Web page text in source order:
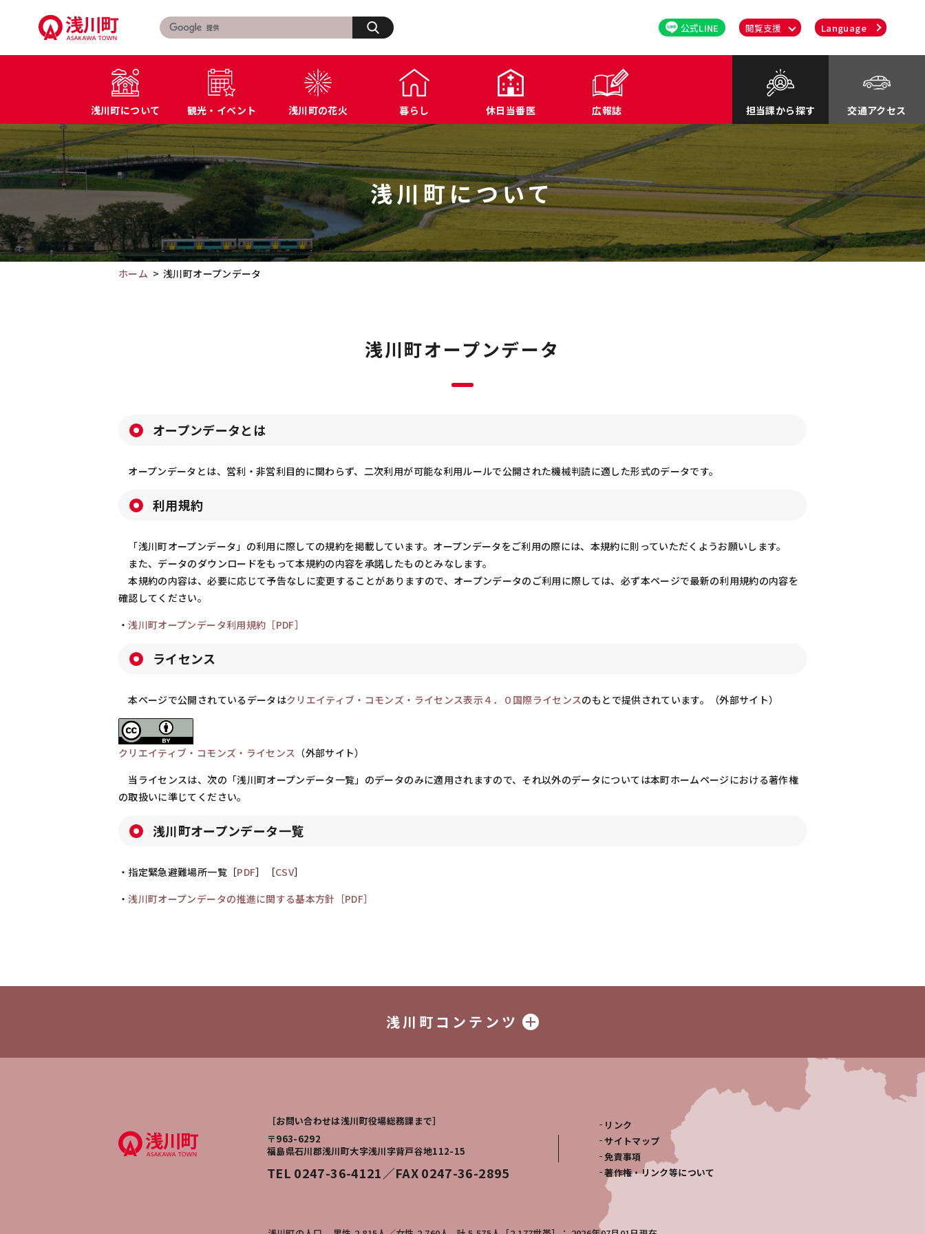
文
移
動
公式LINE 閲覧支援 Language
浅川町について
町長あいさつ
浅川町の概要
特産品・名産品
交通アクセス
浅川町の歩み
広報あさかわ
各課へのお問い合わせ
公共機関へのお問い合わせ
各種公表データ
届出様式ダウンロード
例規集
ふるさと応援寄付金
浅川町紹介Movie
観光・イベント 浅川町の花火
暮らし
届出・証明書
マイナンバー
教育
防災
生活・その他
住宅・建築・道路・土木
上下水道・都市計画
環境・衛生
年金・保険
税金
農業関連
文化・スポーツ施設関連
防犯・交通・行政相談・消費者行政
休日当番医 広報誌 担当課から探す
交通アクセス
こ
こ
か
文
で
す。
浅川町について
ホーム 浅川町オープンデータ
浅川町オープンデータ
オープンデータとは
オープンデータとは、営利・非営利目的に関わらず、二次利用が可能な利用ルールで公開された機械判読に適した形式のデータです。
利用規約
「浅川町オープンデータ」の利用に際しての規約を掲載しています。オープンデータをご利用の際には、本規約に則っていただくようお願いします。
また、データのダウンロードをもって本規約の内容を承諾したものとみなします。
本規約の内容は、必要に応じて予告なしに変更することがありますので、オープンデータのご利用に際しては、必ず本ページで最新の利用規約の内容を
確認してください。
・浅川町オープンデータ利用規約［PDF］
ライセンス
本ページで公開されているデータはクリエイティブ・コモンズ・ライセンス表示４．０国際ライセンスのもとで提供されています。（外部サイト）
クリエイティブ・コモンズ・ライセンス （外部サイト）
当ライセンスは、次の「浅川町オープンデータ一覧」のデータのみに適用されますので、それ以外のデータについては本町ホームページにおける著作権
の取扱いに準じてください。
浅川町オープンデータ一覧
・指定緊急避難場所一覧［PDF］［CSV］
・浅川町オープンデータの推進に関する基本方針［PDF］
浅川町コンテンツ
［お問い合わせは浅川町役場総務課まで］
〒963-6292
福島県石川郡浅川町大字浅川字背戸谷地112-15
TEL 0247-36-4121／FAX 0247-36-2895
リンク
サイトマップ
免責事項
著作権・リンク等について